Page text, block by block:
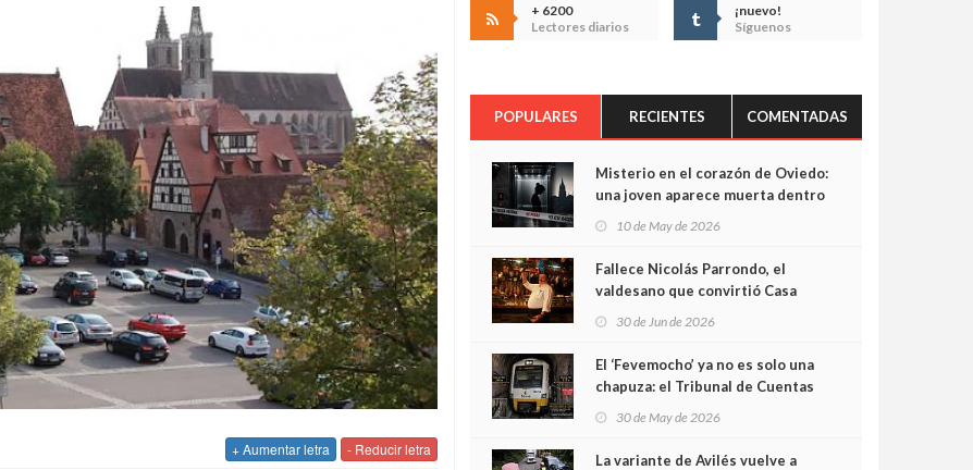
+ Aumentar letra - Reducir letra
+ 6200
Lectores diarios
¡nuevo!
Síguenos
POPULARES RECIENTES COMENTADAS
Misterio en el corazón de Oviedo:
una joven aparece muerta dentro
cámaras captan sus últimos
minutos
10 de May de 2026
Fallece Nicolás Parrondo, el
valdesano que convirtió Casa
30 de Jun de 2026
El ‘Fevemocho’ ya no es solo una
chapuza: el Tribunal de Cuentas
sobrecoste de los trenes que no
cabían por los túneles
30 de May de 2026
La variante de Avilés vuelve a